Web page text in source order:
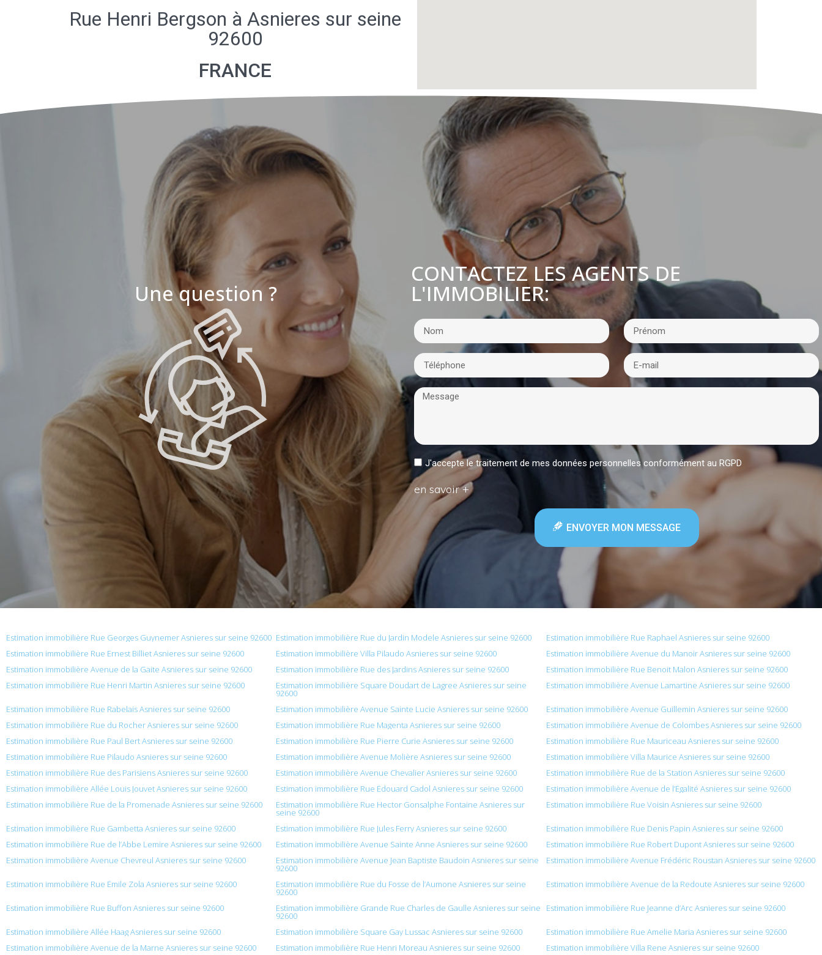
Rue Henri Bergson à Asnieres sur seine
92600
FRANCE
Une question ?
CONTACTEZ LES AGENTS DE
L'IMMOBILIER:
J'accepte le traitement de mes données personnelles conformément au RGPD
en savoir +
ENVOYER MON MESSAGE
Estimation immobilière Rue Georges Guynemer Asnieres sur seine 92600 Estimation immobilière Rue du Jardin Modele Asnieres sur seine 92600
Estimation immobilière Rue Raphael Asnieres sur seine 92600
Estimation immobilière Rue Ernest Billiet Asnieres sur seine 92600
Estimation immobilière Villa Pilaudo Asnieres sur seine 92600
Estimation immobilière Avenue du Manoir Asnieres sur seine 92600
Estimation immobilière Avenue de la Gaite Asnieres sur seine 92600
Estimation immobilière Rue des Jardins Asnieres sur seine 92600
Estimation immobilière Rue Benoit Malon Asnieres sur seine 92600
Estimation immobilière Rue Henri Martin Asnieres sur seine 92600
Estimation immobilière Square Doudart de Lagree Asnieres sur seine
92600
Estimation immobilière Avenue Lamartine Asnieres sur seine 92600
Estimation immobilière Rue Rabelais Asnieres sur seine 92600 Estimation immobilière Avenue Sainte Lucie Asnieres sur seine 92600
Estimation immobilière Avenue Guillemin Asnieres sur seine 92600
Estimation immobilière Rue du Rocher Asnieres sur seine 92600
Estimation immobilière Rue Magenta Asnieres sur seine 92600
Estimation immobilière Avenue de Colombes Asnieres sur seine 92600
Estimation immobilière Rue Paul Bert Asnieres sur seine 92600
Estimation immobilière Rue Pierre Curie Asnieres sur seine 92600
Estimation immobilière Rue Mauriceau Asnieres sur seine 92600
Estimation immobilière Rue Pilaudo Asnieres sur seine 92600
Estimation immobilière Avenue Molière Asnieres sur seine 92600
Estimation immobilière Villa Maurice Asnieres sur seine 92600
Estimation immobilière Rue des Parisiens Asnieres sur seine 92600
Estimation immobilière Avenue Chevalier Asnieres sur seine 92600
Estimation immobilière Rue de la Station Asnieres sur seine 92600
Estimation immobilière Allée Louis Jouvet Asnieres sur seine 92600
Estimation immobilière Rue Édouard Cadol Asnieres sur seine 92600
Estimation immobilière Avenue de l’Égalité Asnieres sur seine 92600
Estimation immobilière Rue de la Promenade Asnieres sur seine 92600
Estimation immobilière Rue Hector Gonsalphe Fontaine Asnieres sur
seine 92600
Estimation immobilière Rue Voisin Asnieres sur seine 92600
Estimation immobilière Rue Gambetta Asnieres sur seine 92600 Estimation immobilière Rue Jules Ferry Asnieres sur seine 92600
Estimation immobilière Rue Denis Papin Asnieres sur seine 92600
Estimation immobilière Rue de l’Abbe Lemire Asnieres sur seine 92600
Estimation immobilière Avenue Sainte Anne Asnieres sur seine 92600
Estimation immobilière Rue Robert Dupont Asnieres sur seine 92600
Estimation immobilière Avenue Chevreul Asnieres sur seine 92600
Estimation immobilière Avenue Jean Baptiste Baudoin Asnieres sur seine
92600
Estimation immobilière Avenue Frédéric Roustan Asnieres sur seine 92600
Estimation immobilière Rue Émile Zola Asnieres sur seine 92600 Estimation immobilière Rue du Fosse de l’Aumone Asnieres sur seine
92600
Estimation immobilière Avenue de la Redoute Asnieres sur seine 92600
Estimation immobilière Rue Buffon Asnieres sur seine 92600 Estimation immobilière Grande Rue Charles de Gaulle Asnieres sur seine
92600
Estimation immobilière Rue Jeanne d’Arc Asnieres sur seine 92600
Estimation immobilière Allée Haag Asnieres sur seine 92600 Estimation immobilière Square Gay Lussac Asnieres sur seine 92600
Estimation immobilière Rue Amelie Maria Asnieres sur seine 92600
Estimation immobilière Avenue de la Marne Asnieres sur seine 92600
Estimation immobilière Rue Henri Moreau Asnieres sur seine 92600 Estimation immobilière Villa Rene Asnieres sur seine 92600